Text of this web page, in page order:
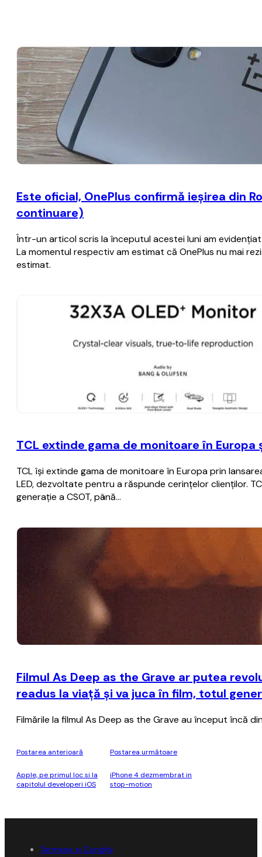
Este oficial, OnePlus confirmă ieşirea din
continuare)
Într-un articol scris la începutul acestei luni am
La momentul respectiv am estimat că OnePlus nu mai
estimat.
TCL extinde gama de monitoare în
TCL își extinde gama de monitoare în Europa prin
LED, dezvoltate pentru a răspunde cerințelor clienților.
generație a CSOT, până…
Filmul As Deep as the Grave ar putea
readus la viaţă şi va juca în film, totul
Filmările la filmul As Deep as the Grave au început încă
Postarea anterioară
Apple, pe primul loc si la
capitolul developeri iOS
Postarea următoare
iPhone 4 dezmembrat in
stop-motion
Termene și Condiții